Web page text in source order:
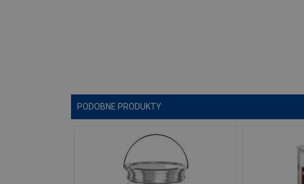
PODOBNE PRODUKTY